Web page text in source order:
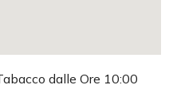
dalle Ore 10:00